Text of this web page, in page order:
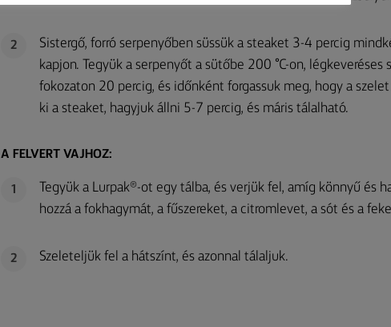
2
Sistergő, forró serpenyőben süssük a steaket 3-4 percig
kapjon. Tegyük a serpenyőt a sütőbe 200 °C-on, légkeveréses
fokozaton 20 percig, és időnként forgassuk meg, hogy a
ki a steaket, hagyjuk állni 5-7 percig, és máris tálalható.
A FELVERT VAJHOZ:
1
Tegyük a Lurpak®-ot egy tálba, és verjük fel, amíg könnyű és
hozzá a fokhagymát, a fűszereket, a citromlevet, a sót és a
2 Szeleteljük fel a hátszínt, és azonnal tálaljuk.